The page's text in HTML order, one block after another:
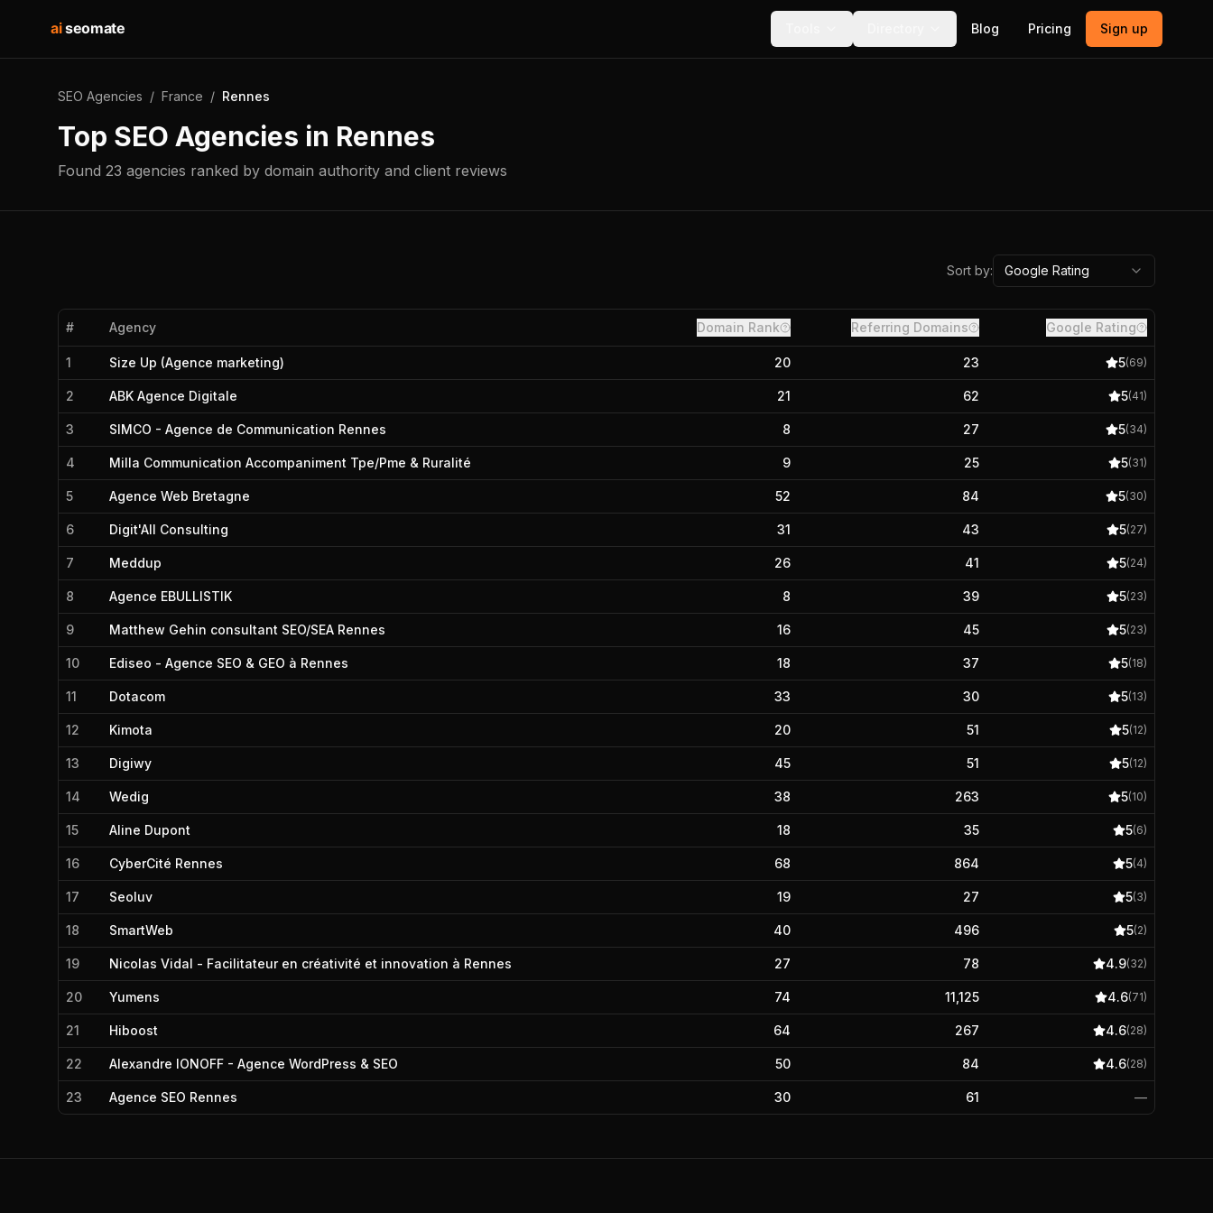
aiseomate Blog Pricing Sign up
SEO Agencies / France / Rennes
Top SEO Agencies in Rennes
Found 23 agencies ranked by domain authority and client reviews
Sort by: Google Rating
# Agency Domain Rank Referring Domains Google Rating
1 Size Up (Agence marketing) 20 23 5(69)
2 ABK Agence Digitale 21 62 5(41)
3 SIMCO - Agence de Communication Rennes 8 27 5(34)
4 Milla Communication Accompaniment Tpe/Pme & Ruralité 9 25 5(31)
5 Agence Web Bretagne 52 84 5(30)
6 Digit'All Consulting 31 43 5(27)
7 Meddup 26 41 5(24)
8 Agence EBULLISTIK 8 39 5(23)
9 Matthew Gehin consultant SEO/SEA Rennes 16 45 5(23)
10 Ediseo - Agence SEO & GEO à Rennes 18 37 5(18)
11 Dotacom 33 30 5(13)
12 Kimota 20 51 5(12)
13 Digiwy 45 51 5(12)
14 Wedig 38 263 5(10)
15 Aline Dupont 18 35 5(6)
16 CyberCité Rennes 68 864 5(4)
17 Seoluv 19 27 5(3)
18 SmartWeb 40 496 5(2)
19 Nicolas Vidal - Facilitateur en créativité et innovation à Rennes 27 78 4.9(32)
20 Yumens 74 11,125 4.6(71)
21 Hiboost 64 267 4.6(28)
22 Alexandre IONOFF - Agence WordPress & SEO 50 84 4.6(28)
23 Agence SEO Rennes 30 61 —